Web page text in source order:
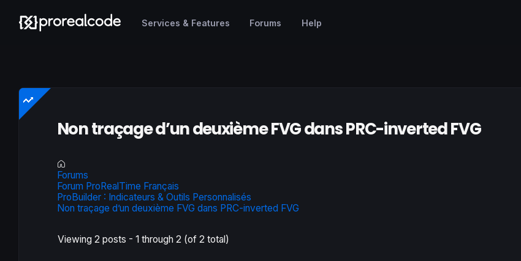
Services & Features Forums Help
Non traçage d’un deuxième FVG dans PRC-inverted FVG
Forums
Forum ProRealTime Français
ProBuilder : Indicateurs & Outils Personnalisés
Non traçage d’un deuxième FVG dans PRC-inverted FVG
Viewing 2 posts - 1 through 2 (of 2 total)